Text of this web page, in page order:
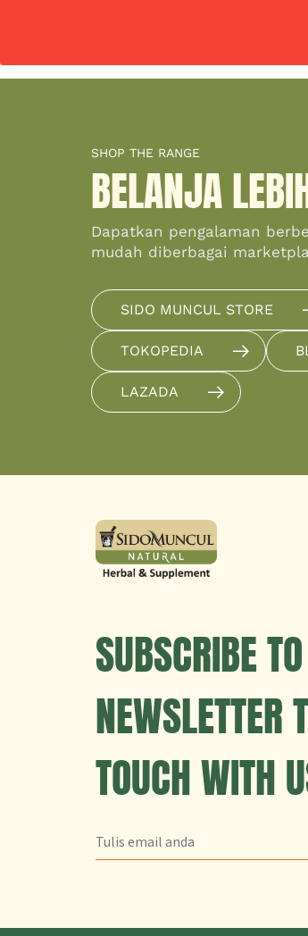
SHOP THE RANGE
BELANJA
Dapatkan pengalaman
mudah diberbagai
SIDO MUNCUL STORE
TOKOPEDIA
LAZADA
SUBSCRIBE
NEWSLETTER
TOUCH WITH